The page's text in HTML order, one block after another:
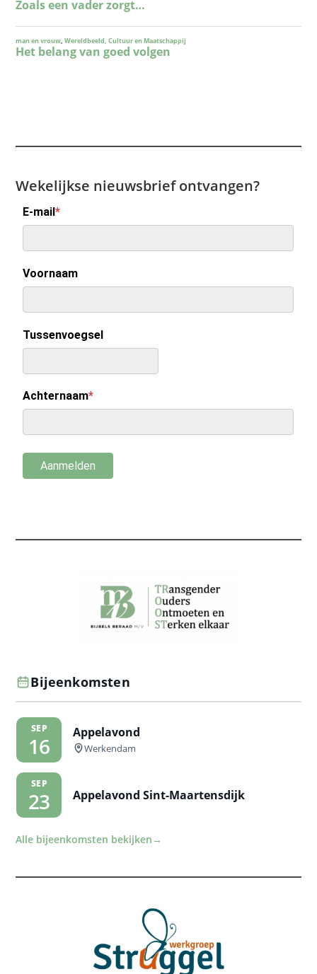
Wekelijkse nieuwsbrief ontvangen?
Bijeenkomsten
SEP
16
Appelavond
Werkendam
SEP
23 Appelavond Sint-Maartensdijk
Alle bijeenkomsten bekijken →